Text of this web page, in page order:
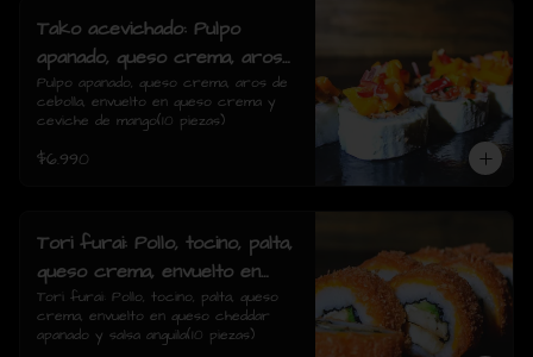
Tako acevichado: Pulpo
apanado, queso crema, aros
de cebolla, envuelto en queso
crema y ceviche de mango(10
Pulpo apanado, queso crema, aros de
cebolla, envuelto en queso crema y
ceviche de mango(10 piezas)
$6.990
Tori furai: Pollo, tocino, palta,
queso crema, envuelto en
queso cheddar apanado y
salsa anguila(10 piezas)
Tori furai: Pollo, tocino, palta, queso
crema, envuelto en queso cheddar
apanado y salsa anguila(10 piezas)